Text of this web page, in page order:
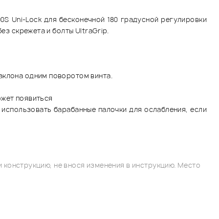
Uni-Lock для бесконечной 180 градусной регулировки
скрежета и болты UltraGrip.
одним поворотом винта.
появиться
барабанные палочки для ослабления, если
не внося изменения в инструкцию. Место